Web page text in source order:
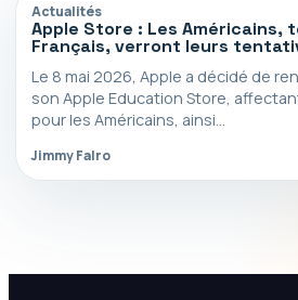
Actualités
Apple Store : Les Américains,
Français, verront leurs
désormais bloquées
Le 8 mai 2026, Apple a décidé de
son Apple Education Store,
pour les Américains, ainsi…
Jimmy Falro